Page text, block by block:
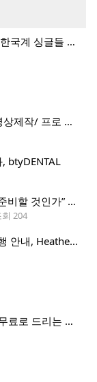
Couple.net 1:1 50만쌍 글로벌 매칭 - 미주 한국계 싱글들 모이세요
웹사이트 제작/ 컴퓨터 문제해결/ 유튜브 영상제작/ 프로 사진촬영
btyDENTAL
[2026 연세 글로벌 포럼] “AI 시대, 어떻게 준비할 것인가” 8월 7-10일 벨뷰 개최
회 204
*시애틀 산악회, 8/5/2026, 수요일 정기산행 안내, Heather Lake*
변합기 글 올린 사람입니다 파는게 아니고 무료로 드리는 겁니다 필요하신분 연락처 남겨주시면 됩니다